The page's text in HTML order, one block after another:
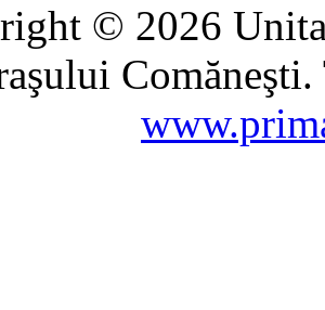
© 2026